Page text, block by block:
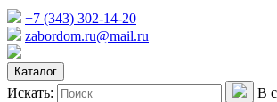
+7 (343) 302-14-20
zabordom.ru@mail.ru
Каталог
Искать:
В